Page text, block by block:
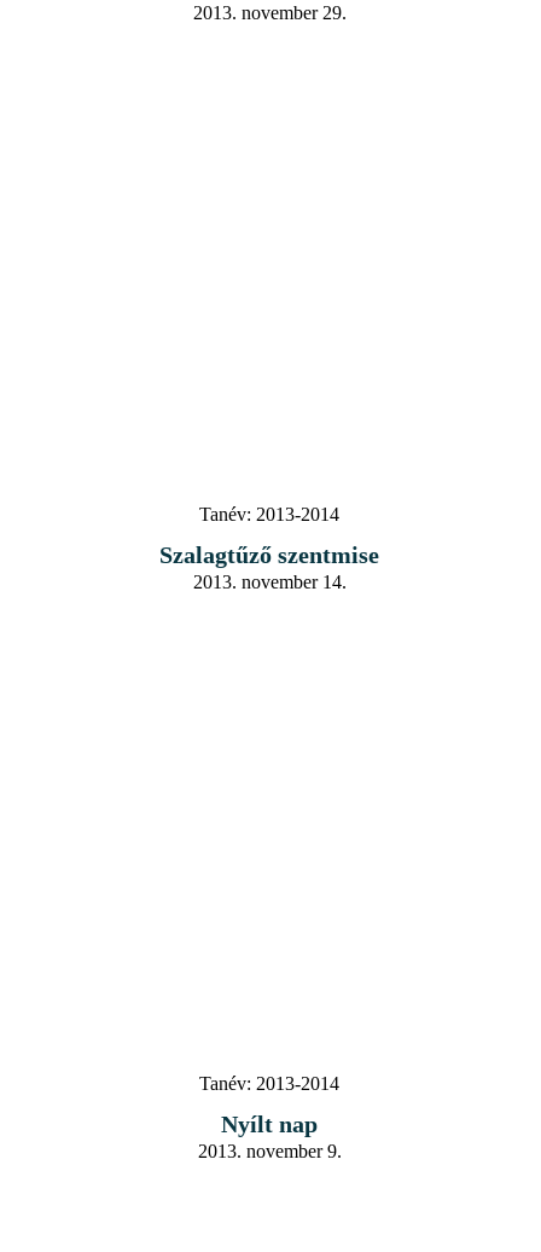
2013. november 29.
Tanév: 2013-2014
Szalagtűző szentmise
2013. november 14.
Tanév: 2013-2014
Nyílt nap
2013. november 9.